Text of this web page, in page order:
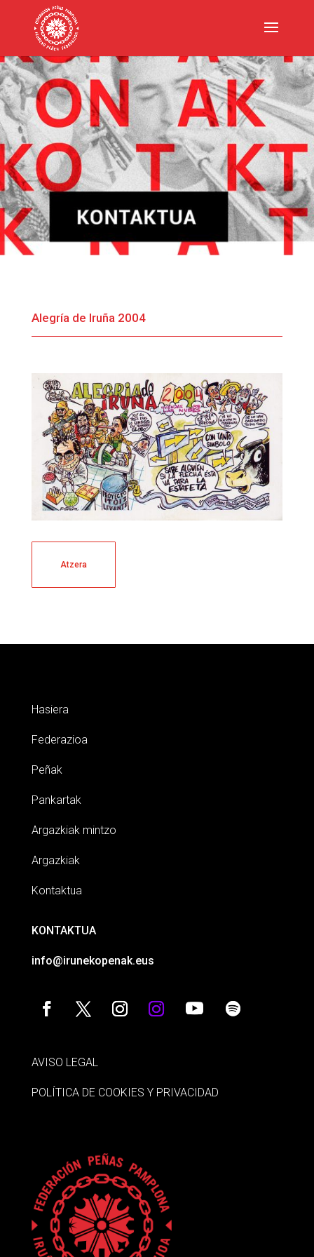
Alegría de Iruña 2004
Atzera
Hasiera
Federazioa
Peñak
Pankartak
Argazkiak mintzo
Argazkiak
Kontaktua
KONTAKTUA
info@irunekopenak.eus
AVISO LEGAL
POLÍTICA DE COOKIES Y PRIVACIDAD